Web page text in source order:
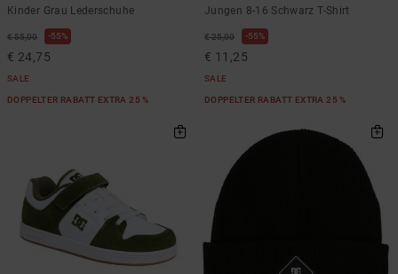
Kinder Grau Lederschuhe
€ 55,00 55%
€ 24,75
SALE
DOPPELTER RABATT EXTRA 25 %
Jungen 8-16 Schwarz T-Shirt
€ 25,00 55%
€ 11,25
SALE
DOPPELTER RABATT EXTRA 25 %